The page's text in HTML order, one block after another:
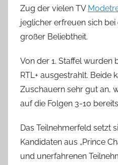
Zug der vielen TV
jeglicher erfreuen sich
großer Beliebtheit.
Von der 1. Staffel wurden
RTL+ ausgestrahlt. Beide
Zuschauern sehr gut an,
auf die Folgen 3-10
Das Teilnehmerfeld setzt
Kandidaten aus „Prince
und unerfahrenen